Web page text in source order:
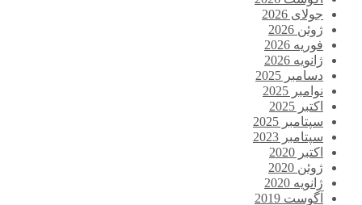
جولای 2026
ژوئن 2026
فوریه 2026
ژانویه 2026
دسامبر 2025
نوامبر 2025
اکتبر 2025
سپتامبر 2025
سپتامبر 2023
اکتبر 2020
ژوئن 2020
ژانویه 2020
آگوست 2019